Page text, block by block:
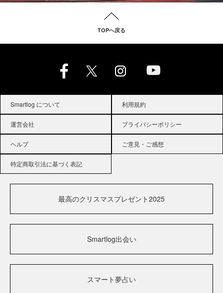
TOPへ戻る
Smartlog について 利用規約
運営会社 プライバシーポリシー
ヘルプ ご意見・ご感想
特定商取引法に基づく表記
最高のクリスマスプレゼント2025
Smartlog出会い
スマート夢占い